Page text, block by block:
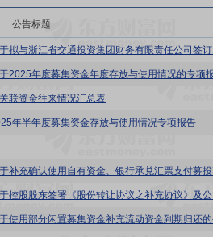
公告标题
2025年度募集资金年度存放与使用情况的专项
联资金往来情况汇总表
年半年度募集资金存放与使用情况专项报告
使用部分闲置募集资金补充流动资金到期归还